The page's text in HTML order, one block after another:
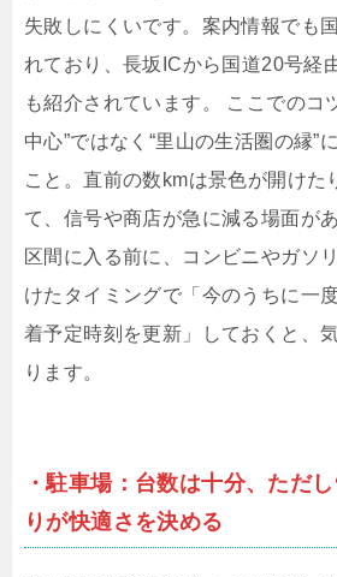
失敗しにくいです。案内情報でも
れており、長坂ICから国道20号経
も紹介されています。 ここでのコ
中心”ではなく“里山の生活圏の縁”
こと。直前の数kmは景色が開けた
て、信号や商店が急に減る場面が
区間に入る前に、コンビニやガソ
けたタイミングで「今のうちに一
着予定時刻を更新」しておくと、
ります。
・駐車場：台数は十分、ただ
りが快適さを決める